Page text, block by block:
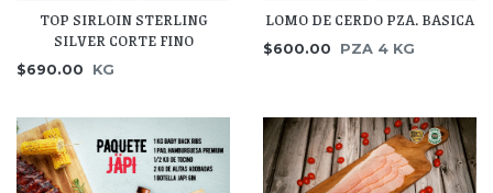
TOP SIRLOIN STERLING
SILVER CORTE FINO
$690.00 KG
LOMO DE CERDO PZA. BASICA
$600.00 PZA 4 KG